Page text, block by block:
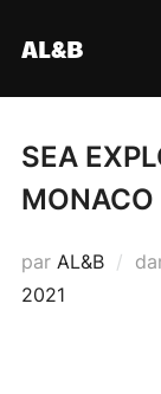
AL&B
SEA
MONACO
par AL&B
2021